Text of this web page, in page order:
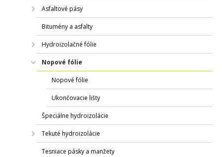
Asfaltové pásy
Bitumény a asfalty
Hydroizolačné fólie
Nopové fólie
Nopové fólie
Ukončovacie lišty
Špeciálne hydroizolácie
Tekuté hydroizolácie
Tesniace pásky a manžety